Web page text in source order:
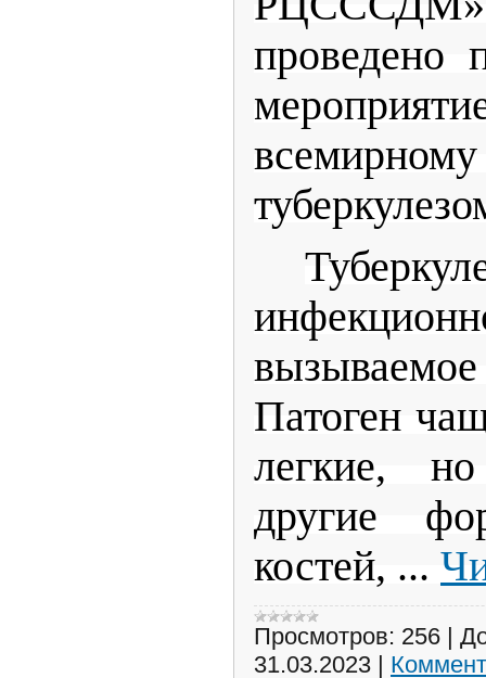
проведено
Патоген
легкие,
другие
костей, ...
Просмотров: 256 |
31.03.2023 |